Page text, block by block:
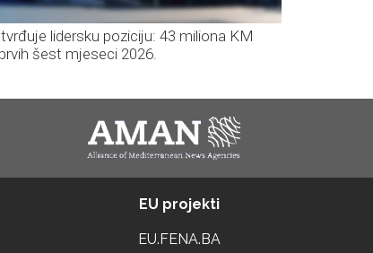
lidersku poziciju: 43 miliona KM
šest mjeseci 2026.
EU projekti
EU.FENA.BA